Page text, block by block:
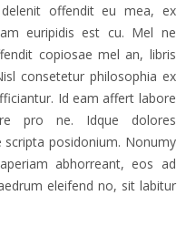
offendit eu mea, ex
euripidis est cu. Mel ne
copiosae mel an, libris
consetetur philosophia ex
Id eam affert labore
pro ne. Idque dolores
posidonium. Nonumy
abhorreant, eos ad
eleifend no, sit labitur